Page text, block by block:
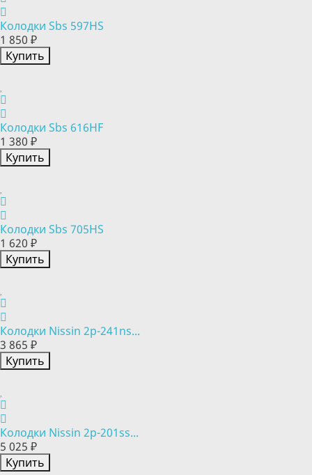
Колодки Sbs 597HS
1 850 ₽
Купить
Колодки Sbs 616HF
1 380 ₽
Купить
Колодки Sbs 705HS
1 620 ₽
Купить
Колодки Nissin 2p-241ns...
3 865 ₽
Купить
Колодки Nissin 2p-201ss...
5 025 ₽
Купить